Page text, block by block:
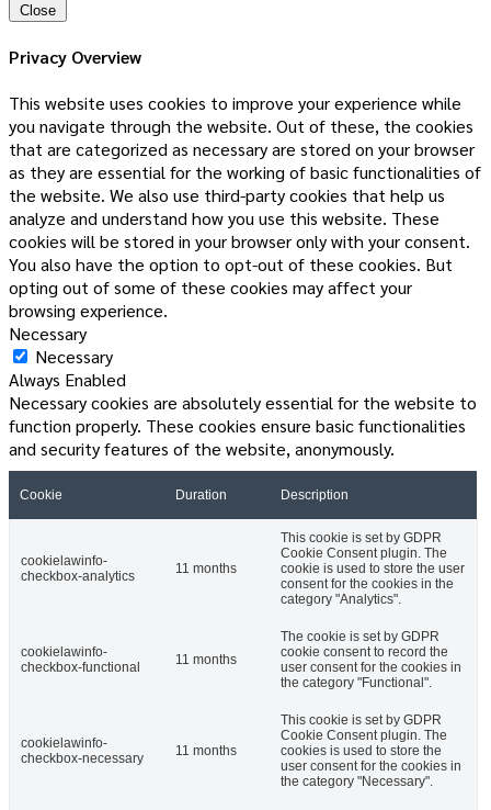
Close
Privacy Overview
This website uses cookies to improve your experience while
you navigate through the website. Out of these, the cookies
that are categorized as necessary are stored on your browser
as they are essential for the working of basic functionalities of
the website. We also use third-party cookies that help us
analyze and understand how you use this website. These
cookies will be stored in your browser only with your consent.
You also have the option to opt-out of these cookies. But
opting out of some of these cookies may affect your
browsing experience.
Necessary
Necessary
Always Enabled
Necessary cookies are absolutely essential for the website to
function properly. These cookies ensure basic functionalities
and security features of the website, anonymously.
Cookie Duration Description
cookielawinfo-
checkbox-analytics
11 months
This cookie is set by GDPR
Cookie Consent plugin. The
cookie is used to store the user
consent for the cookies in the
category "Analytics".
cookielawinfo-
checkbox-functional
11 months
The cookie is set by GDPR
cookie consent to record the
user consent for the cookies in
the category "Functional".
cookielawinfo-
checkbox-necessary
11 months
This cookie is set by GDPR
Cookie Consent plugin. The
cookies is used to store the
user consent for the cookies in
the category "Necessary".